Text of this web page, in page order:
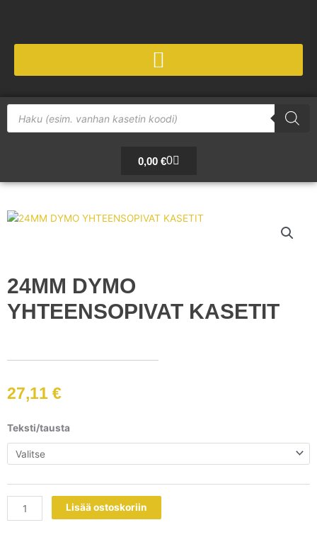
Products
search
0,00 €0
Cart
24MM DYMO
YHTEENSOPIVAT KASETIT
27,11 €
Teksti/tausta
24MM
DYMO
YHTEENSOPIVAT
määrä
Lisää ostoskoriin